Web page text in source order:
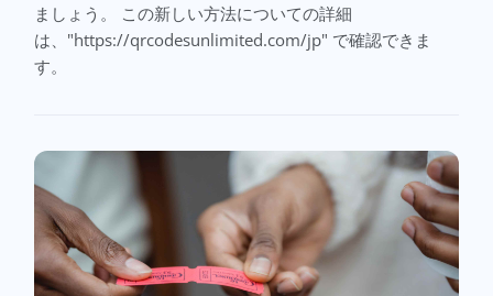
ましょう。 この新しい方法についての詳細
は、"https://qrcodesunlimited.com/jp" で確認できま
す。